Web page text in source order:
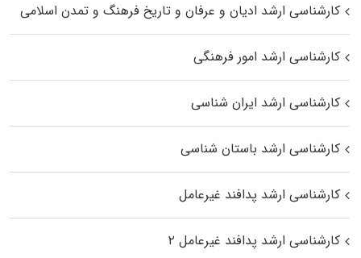
کارشناسی ارشد ادیان و عرفان و تاریخ فرهنگ و تمدن اسلامی
کارشناسی ارشد امور فرهنگی
کارشناسی ارشد ایران شناسی
کارشناسی ارشد باستان شناسی
کارشناسی ارشد پدافند غیرعامل
کارشناسی ارشد پدافند غیرعامل ۲